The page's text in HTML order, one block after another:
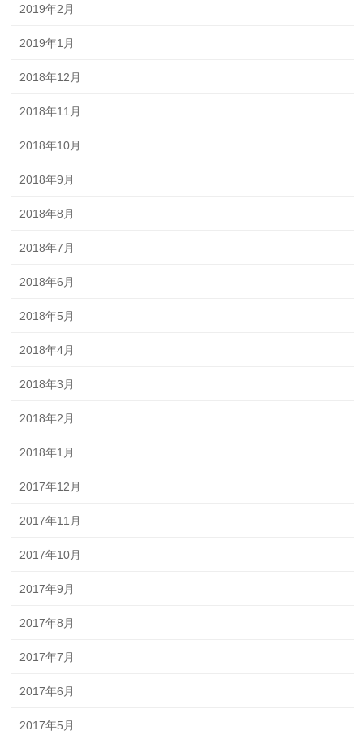
2019年2月
2019年1月
2018年12月
2018年11月
2018年10月
2018年9月
2018年8月
2018年7月
2018年6月
2018年5月
2018年4月
2018年3月
2018年2月
2018年1月
2017年12月
2017年11月
2017年10月
2017年9月
2017年8月
2017年7月
2017年6月
2017年5月